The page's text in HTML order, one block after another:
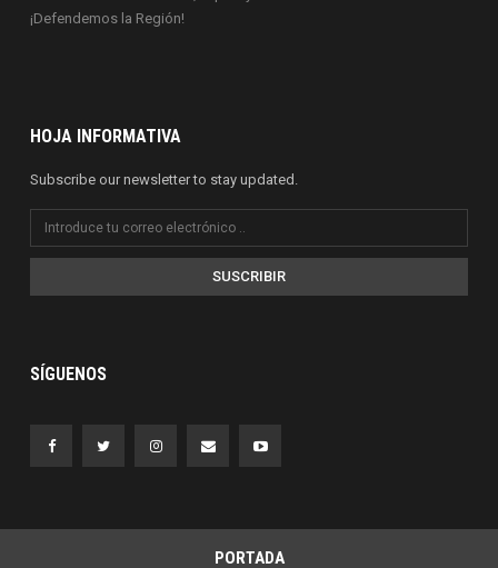
¡Defendemos la Región!
HOJA INFORMATIVA
Subscribe our newsletter to stay updated.
SUSCRIBIR
SÍGUENOS
PORTADA